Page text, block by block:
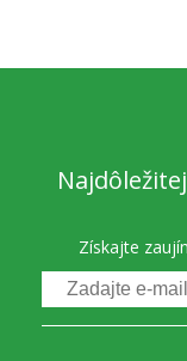
Získajte